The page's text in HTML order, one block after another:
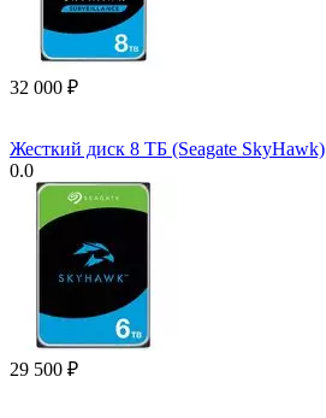
32 000 ₽
Жесткий диск 8 ТБ (Seagate SkyHawk)
0.0
29 500 ₽